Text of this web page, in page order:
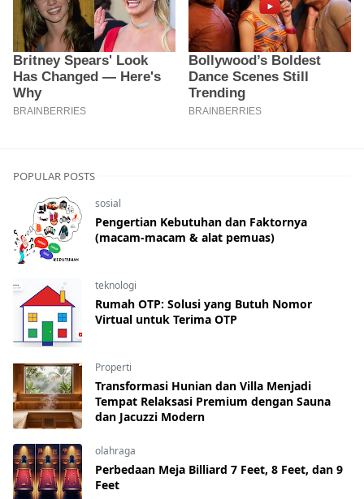
POPULAR POSTS
sosial
Pengertian Kebutuhan dan Faktornya
(macam-macam & alat pemuas)
teknologi
Rumah OTP: Solusi yang Butuh Nomor
Virtual untuk Terima OTP
Properti
Transformasi Hunian dan Villa Menjadi
Tempat Relaksasi Premium dengan Sauna
dan Jacuzzi Modern
olahraga
Perbedaan Meja Billiard 7 Feet, 8 Feet, dan 9
Feet